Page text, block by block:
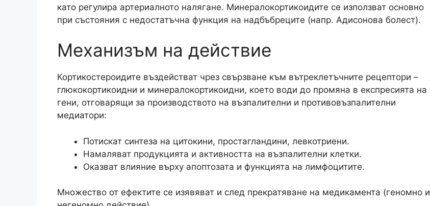
като регулира артериалното налягане. Минералокортикоидите се използват основно
при състояния с недостатъчна функция на надбъбреците (напр. Адисонова болест).
Механизъм на действие
Кортикостероидите въздействат чрез свързване към вътреклетъчните рецептори –
глюкокортикоидни и минералокортикоидни, което води до промяна в експресията на
гени, отговарящи за производството на възпалителни и противовъзпалителни
медиатори:
Потискат синтеза на цитокини, простагландини, левкотриени.
Намаляват продукцията и активността на възпалителни клетки.
Оказват влияние върху апоптозата и функцията на лимфоцитите.
Множество от ефектите се изявяват и след прекратяване на медикамента (геномно и